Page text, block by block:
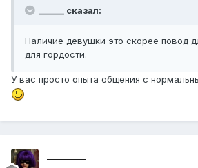
______ сказал:
Наличие девушки это скорее повод
для гордости.
У вас просто опыта общения с